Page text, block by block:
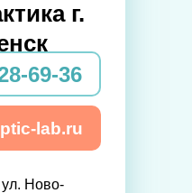
69-36
lab.ru
г.
ул. Ново-